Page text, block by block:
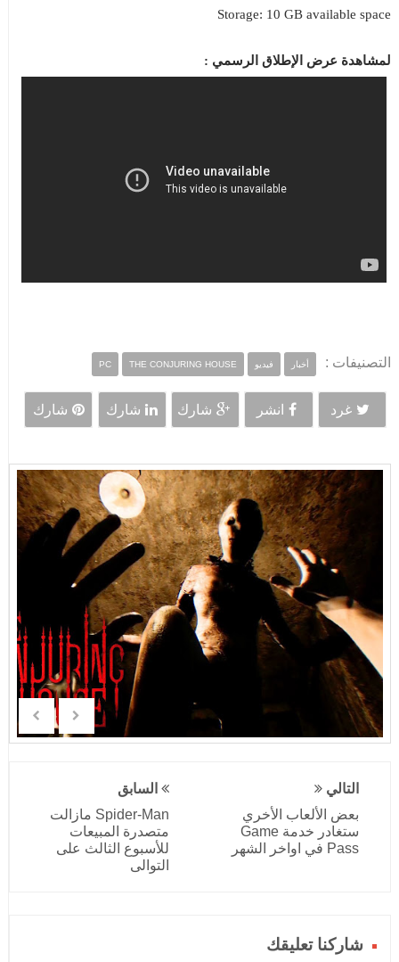
Storage: 10 GB available space
لمشاهدة عرض الإطلاق الرسمي :
التصنيفات : أخبار فيديو PC THE CONJURING HOUSE
غرد انشر شارك شارك شارك
التالي
بعض الألعاب الأخري
ستغادر خدمة Game
Pass في اواخر الشهر
السابق
Spider-Man مازالت
متصدرة المبيعات
للأسبوع الثالث على
التوالى
شاركنا تعليقك